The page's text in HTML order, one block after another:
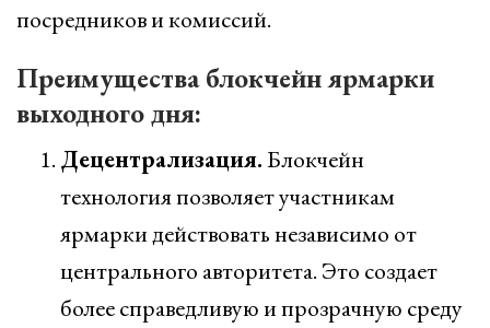
посредников и комиссий.
Преимущества блокчейн ярмарки
выходного дня:
Децентрализация.Блокчейн
технология позволяет участникам
ярмарки действовать независимо от
центрального авторитета. Это создает
более справедливую и прозрачную среду